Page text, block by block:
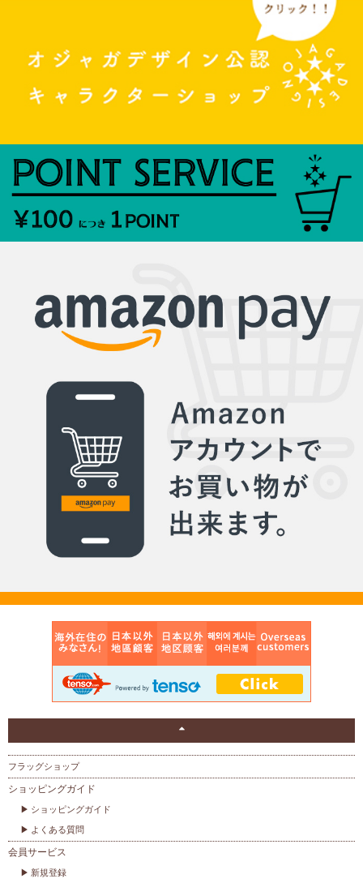
フラッグショップ
ショッピングガイド
ショッピングガイド
よくある質問
会員サービス
新規登録